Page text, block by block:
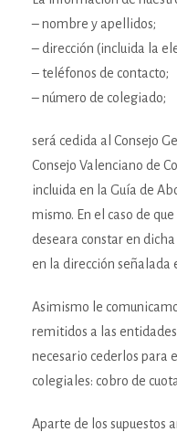
– nombre y apellidos;
– dirección (incluida la
– teléfonos de contacto;
– número de colegiado;
será cedida al Consejo
Consejo Valenciano de
incluida en la Guía de
mismo. En el caso de
deseara constar en
en la dirección señalada
Asimismo le
remitidos a las
necesario cederlos para
colegiales: cobro de
Aparte de los supuestos